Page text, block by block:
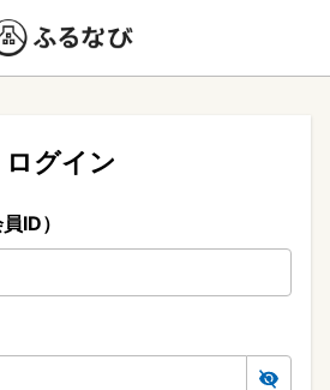
ログイン
ID）